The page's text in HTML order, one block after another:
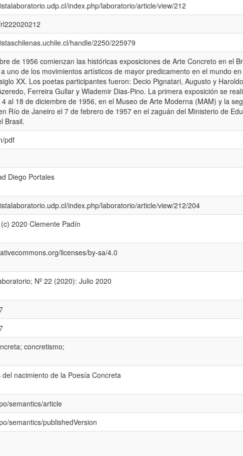
index.php/laboratorio/article/view/212
handle/2250/225979
de 1956 comienzan las históricas exposiciones de Arte Concreto en el
uno de los movimientos artísticos de mayor predicamento en el mundo
XX. Los poetas participantes fueron: Decio Pignatari, Augusto y
Ferreira Gullar y Wlademir Dias-Pino. La primera exposición se
4 al 18 de diciembre de 1956, en el Museo de Arte Moderna (MAM) y la
Río de Janeiro el 7 de febrero de 1957 en el zaguán del Ministerio de
Brasil.
pdf
Diego Portales
index.php/laboratorio/article/view/212/204
2020 Clemente Padín
licenses/by-sa/4.0
Nº 22 (2020): Julio 2020
concretismo;
del nacimiento de la Poesía Concreta
semantics/article
semantics/publishedVersion